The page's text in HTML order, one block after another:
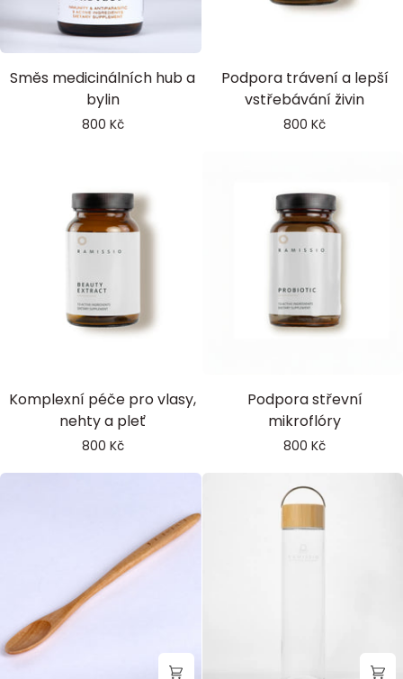
Immuno
Směs medicinálních hub a
bylin
800 Kč
Enzymes
Podpora trávení a lepší
vstřebávání živin
800 Kč
Beauty
Extract
Komplexní péče pro vlasy,
nehty a pleť
800 Kč
ProbioticPodpora střevní
mikroflóry
800 Kč